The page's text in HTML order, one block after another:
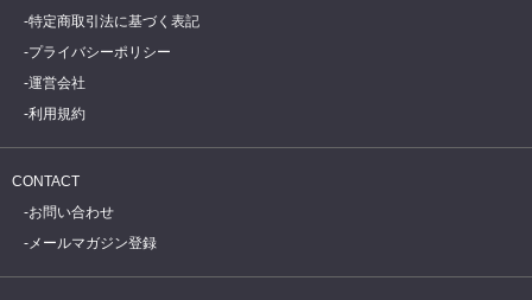
特定商取引法に基づく表記
プライバシーポリシー
運営会社
利用規約
CONTACT
お問い合わせ
メールマガジン登録